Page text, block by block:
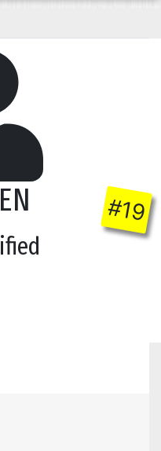
#19